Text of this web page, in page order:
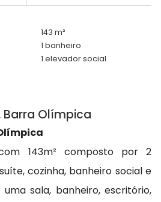
143 m²
1 banheiro
1 elevador social
Barra Olímpica
143m² composto por 2
cozinha, banheiro social e
uma sala, banheiro, escritório,